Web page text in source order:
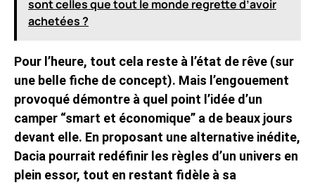
sont celles que tout le monde regrette d’avoir
achetées ?
Pour l’heure, tout cela reste à l’état de rêve (sur
une belle fiche de concept). Mais l’engouement
provoqué démontre à quel point l’idée d’un
camper “smart et économique” a de beaux jours
devant elle. En proposant une alternative inédite,
Dacia pourrait redéfinir les règles d’un univers en
plein essor, tout en restant fidèle à sa